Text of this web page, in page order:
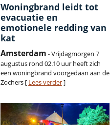
Woningbrand leidt tot
evacuatie en
emotionele redding van
kat
Amsterdam - Vrijdagmorgen 7
augustus rond 02.10 uur heeft zich
een woningbrand voorgedaan aan de
Zochers [ Lees verder]